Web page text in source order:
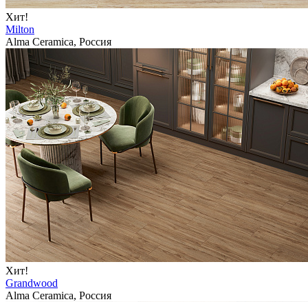
Хит!
Milton
Alma Ceramica, Россия
Хит!
Grandwood
Alma Ceramica, Россия